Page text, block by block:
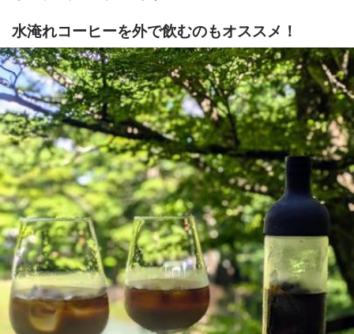
水淹れコーヒーを外で飲むのもオススメ！